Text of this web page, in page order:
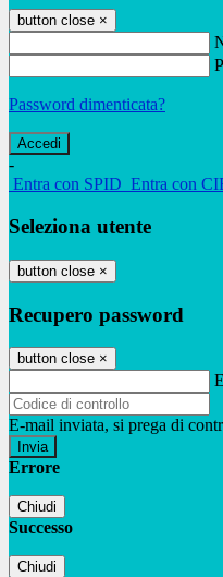
button close ×
Password dimenticata?
-
Entra con SPID Entra con
Seleziona utente
button close ×
Recupero password
button close ×
E-mail inviata, si prega di
Errore
Chiudi
Successo
Chiudi